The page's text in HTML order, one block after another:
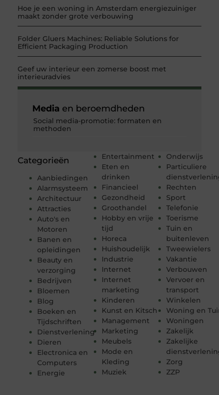
Hoe je een woning in Amsterdam energiezuiniger
maakt zonder grote verbouwing
Folder Gluers Machines: Reliable Solutions for
Efficient Packaging Production
Geef uw interieur een zomerse boost met
interieuradvies
Categorieën
Aanbiedingen
Alarmsysteem
Architectuur
Attracties
Auto's en
Motoren
Banen en
opleidingen
Beauty en
verzorging
Bedrijven
Bloemen
Blog
Boeken en
Tijdschriften
Dienstverlening
Dieren
Electronica en
Computers
Energie
Entertainment
Eten en
drinken
Financieel
Gezondheid
Groothandel
Hobby en vrije
tijd
Horeca
Huishoudelijk
Industrie
Internet
Internet
marketing
Kinderen
Kunst en Kitsch
Management
Marketing
Meubels
Mode en
Kleding
Muziek
Onderwijs
Particuliere
Rechten
Sport
Telefonie
Toerisme
Tuin en
buitenleven
Tweewielers
Vakantie
Verbouwen
Vervoer en
transport
Winkelen
Woning en
Woningen
Zakelijk
Zakelijke
Zorg
ZZP
Media en beroemdheden
Social media-promotie: formaten en
methoden